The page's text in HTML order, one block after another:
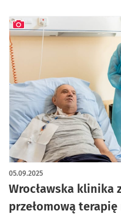
Wrocławska klinika
przełomową
05.09.2025
artykuł z galerią zdjęć